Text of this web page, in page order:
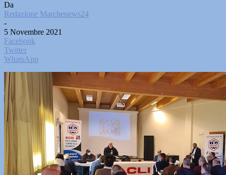
Da
Redazione Marchenews24
-
5 Novembre 2021
Facebook
Twitter
WhatsApp